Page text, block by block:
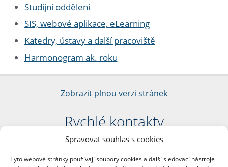
Spravovat souhlas s cookies
Tyto webové stránky používají soubory cookies a další sledovací nástroje
Studijní oddělení
SIS, webové aplikace, eLearning
Katedry, ústavy a další pracoviště
Harmonogram ak. roku
Zobrazit plnou verzi stránek
Rychlé kontakty
Filozofická fakulta
nám. Jana Palacha 1/2